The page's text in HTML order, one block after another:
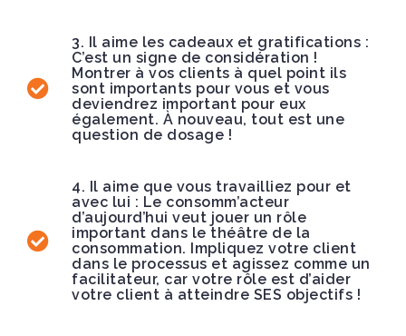
3. Il aime les cadeaux et gratifications :
C’est un signe de considération !
Montrer à vos clients à quel point ils
sont importants pour vous et vous
deviendrez important pour eux
également. À nouveau, tout est une
question de dosage !
4. Il aime que vous travailliez pour et
avec lui : Le consomm’acteur
d’aujourd’hui veut jouer un rôle
important dans le théâtre de la
consommation. Impliquez votre client
dans le processus et agissez comme un
facilitateur, car votre rôle est d’aider
votre client à atteindre SES objectifs !